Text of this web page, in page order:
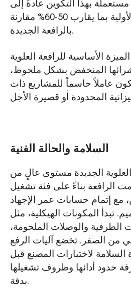
بهذا التكوين عادةً إلى
خفض التكلفة الأولية بما يقارب 50-60% مقارنة
بالرافعة الجديدة.
الأساسية للرافعة العلوية
المنخفض بشكل ملحوظ،
عاملاً حاسماً للمشاريع ذات
السلامة والحالة الفنية
العلوية الجديدة مستوى عالٍ من
الرافعة بناءً على فئة تشغيل
مع إتمام حسابات عمر الإجهاد
تبدأ المكونات الهيكلية، مثل
الطرفية والوصلات الملحومة،
من الصفر. تخضع آليات الرفع
السلامة لاختبارات المصنع قبل
حدود أدائها وظروف تشغيلها
بدقة.